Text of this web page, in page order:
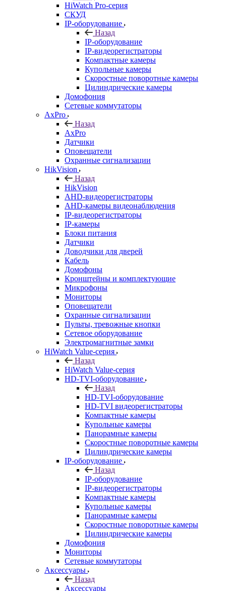
HiWatch Pro-серия
CКУД
IP-оборудование
Назад
IP-оборудование
IP-видеорегистраторы
Компактные камеры
Купольные камеры
Скоростные поворотные камеры
Цилиндрические камеры
Домофония
Сетевые коммутаторы
AxPro
Назад
AxPro
Датчики
Оповещатели
Охранные сигнализации
HikVision
Назад
HikVision
AHD-видеорегистраторы
AHD-камеры видеонаблюдения
IP-видеорегистраторы
IP-камеры
Блоки питания
Датчики
Доводчики для дверей
Кабель
Домофоны
Кронштейны и комплектующие
Микрофоны
Мониторы
Оповещатели
Охранные сигнализации
Пульты, тревожные кнопки
Сетевое оборудование
Электромагнитные замки
HiWatch Value-серия
Назад
HiWatch Value-серия
HD-TVI-оборудование
Назад
HD-TVI-оборудование
HD-TVI видеорегистраторы
Компактные камеры
Купольные камеры
Панорамные камеры
Скоростные поворотные камеры
Цилиндрические камеры
IP-оборудование
Назад
IP-оборудование
IP-видеорегистраторы
Компактные камеры
Купольные камеры
Панорамные камеры
Скоростные поворотные камеры
Цилиндрические камеры
Домофония
Мониторы
Сетевые коммутаторы
Аксессуары
Назад
Аксессуары